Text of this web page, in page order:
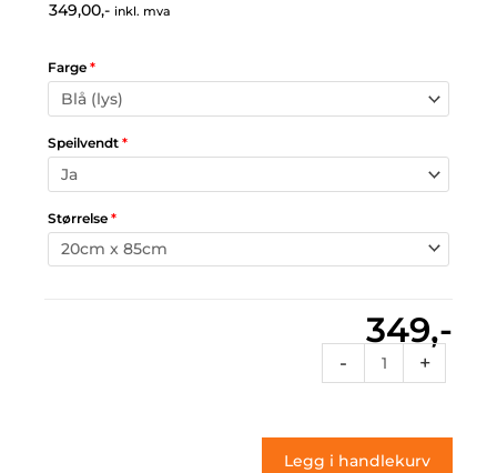
349,00,- inkl. mva
Farge *
Speilvendt *
Størrelse *
349,-
-
087
antall
+
Legg i handlekurv